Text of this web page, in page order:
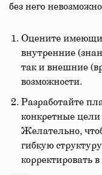
без него
Оцените
внутренние
так и внешние
возможности.
Разработайте
конкретные
Желательно,
гибкую
корректировать